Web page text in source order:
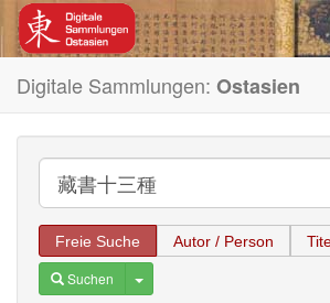
Digitale Sammlungen: Ostasien
Freie Suche Autor / Person
Suchen Toggle Dropdown